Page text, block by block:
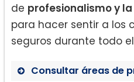
de profesionalismo y
para hacer sentir a los
seguros durante todo
Consultar áreas de